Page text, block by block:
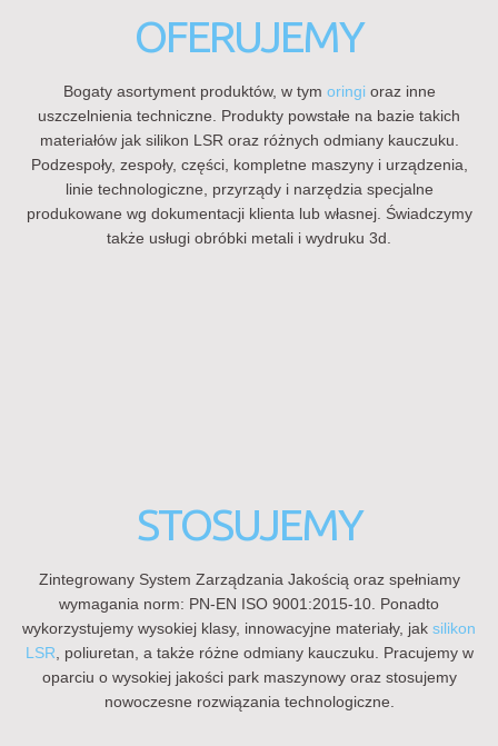
OFERUJEMY
Bogaty asortyment produktów, w tym oringi oraz inne
uszczelnienia techniczne. Produkty powstałe na bazie takich
materiałów jak silikon LSR oraz różnych odmiany kauczuku.
Podzespoły, zespoły, części, kompletne maszyny i urządzenia,
linie technologiczne, przyrządy i narzędzia specjalne
produkowane wg dokumentacji klienta lub własnej. Świadczymy
także usługi obróbki metali i wydruku 3d.
STOSUJEMY
Zintegrowany System Zarządzania Jakością oraz spełniamy
wymagania norm: PN-EN ISO 9001:2015-10. Ponadto
wykorzystujemy wysokiej klasy, innowacyjne materiały, jak silikon
LSR , poliuretan, a także różne odmiany kauczuku. Pracujemy w
oparciu o wysokiej jakości park maszynowy oraz stosujemy
nowoczesne rozwiązania technologiczne.